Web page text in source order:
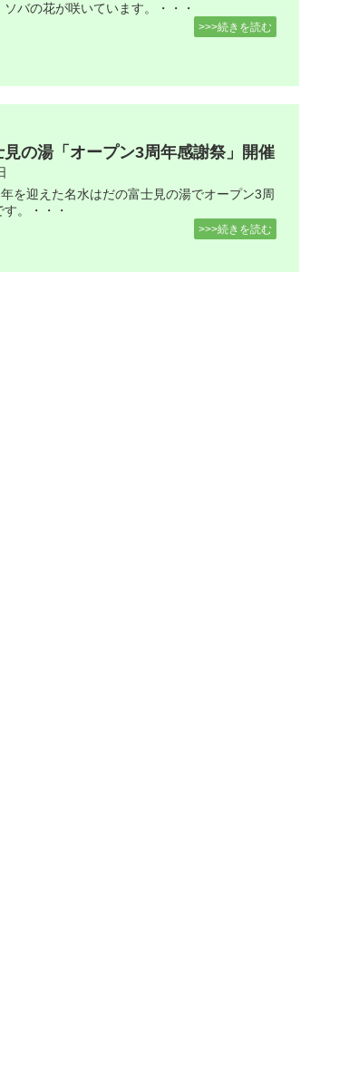
バの花が咲いています。・・・
>>>続きを読む
の湯「オープン3周年感謝祭」開催
を迎えた名水はだの富士見の湯でオープン3周
。・・・
>>>続きを読む